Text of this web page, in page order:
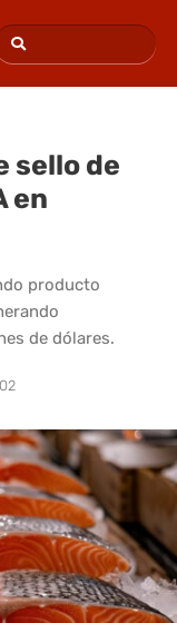
sello de
en
producto
de dólares.